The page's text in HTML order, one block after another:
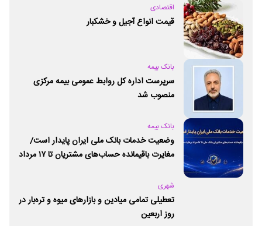
اقتصادی
قیمت انواع آجیل و خشکبار
بانک بیمه
سرپرست اداره کل روابط عمومی بیمه مرکزی
منصوب شد
بانک بیمه
وضعیت خدمات بانک ملی ایران پایدار است/
مغایرت‌ باقیمانده حساب‌های مشتریان تا ۱۷ مرداد
شهری
تعطیلی تمامی میادین و بازارهای میوه و تره‌بار در
روز اربعین